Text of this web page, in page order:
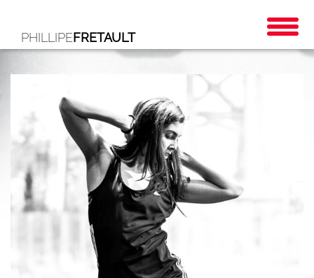
PHILLIPEFRETAULT